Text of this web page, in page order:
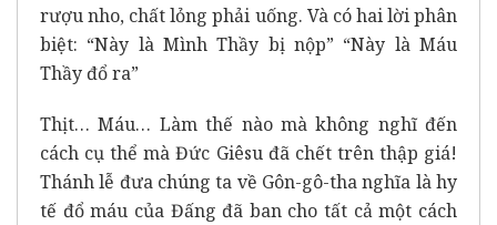
rượu nho, chất lỏng phải uống. Và có hai lời phân
biệt: “Này là Mình Thầy bị nộp” “Này là Máu
Thầy đổ ra”
Thịt… Máu… Làm thế nào mà không nghĩ đến
cách cụ thể mà Đức Giêsu đã chết trên thập giá!
Thánh lễ đưa chúng ta về Gôn-gô-tha nghĩa là hy
tế đổ máu của Đấng đã ban cho tất cả một cách